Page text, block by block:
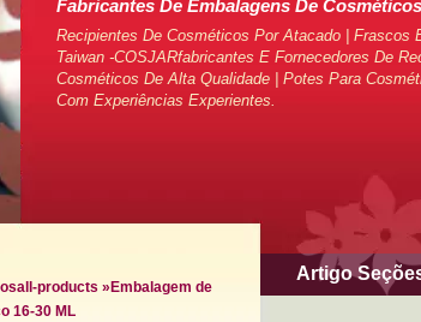
Fabricantes De Embalagens De
Recipientes De Cosméticos Por Atacado | Frascos
Taiwan -COSJARfabricantes E Fornecedores De
Cosméticos De Alta Qualidade | Potes Para
Com Experiências Experientes.
all-products » Embalagem de
16-30 ML
Artigo